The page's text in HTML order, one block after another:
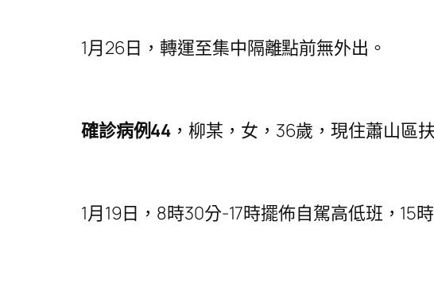
1月26日，轉運至集中隔離點前無外出。
確診病例44 ，柳某，女，36歲，現住蕭山區
1月19日，8時30分-17時擺佈自駕高低班，15